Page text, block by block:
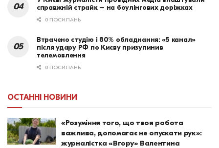
справжній страйк – на боулінгових доріжках
0 ПОСИЛАНЬ
Втрачено студію і 80% обладнання: «5 канал»
після удару РФ по Києву призупинив
телемовлення
0 ПОСИЛАНЬ
ОСТАННІ НОВИНИ
«Розуміння того, що твоя робота
важлива, допомагає не опускати рук»:
журналістка «Вгору» Валентина